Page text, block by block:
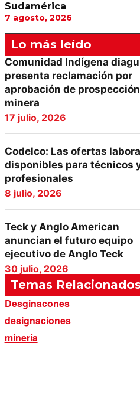
Sudamérica
7 agosto, 2026
Lo más leído
Comunidad Indígena
presenta reclamación por
aprobación de prospección
minera
17 julio, 2026
Codelco: Las ofertas
disponibles para técnicos
profesionales
8 julio, 2026
Teck y Anglo American
anuncian el futuro equipo
ejecutivo de Anglo Teck
30 julio, 2026
Temas Relacionados
Desginacones
designaciones
minería